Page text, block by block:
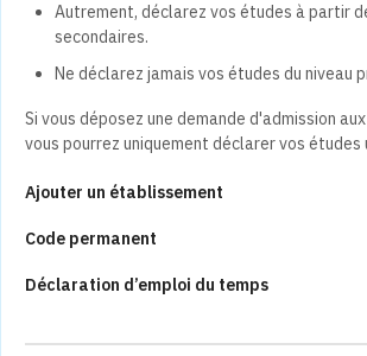
Autrement, déclarez vos études à partir
secondaires.
Ne déclarez jamais vos études du niveau
Si vous déposez une demande d'admission
vous pourrez uniquement déclarer vos études
Ajouter un établissement
Code permanent
Déclaration d’emploi du temps